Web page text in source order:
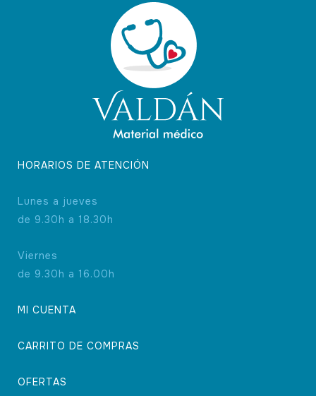
HORARIOS DE ATENCIÓN
Lunes a jueves
de 9.30h a 18.30h
Viernes
de 9.30h a 16.00h
MI CUENTA
CARRITO DE COMPRAS
OFERTAS